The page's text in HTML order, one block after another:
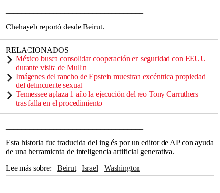
Chehayeb reportó desde Beirut.
RELACIONADOS
México busca consolidar cooperación en seguridad con EEUU
durante visita de Mullin
Imágenes del rancho de Epstein muestran excéntrica propiedad
del delincuente sexual
Tennessee aplaza 1 año la ejecución del reo Tony Carruthers
tras falla en el procedimiento
Esta historia fue traducida del inglés por un editor de AP con ayuda
de una herramienta de inteligencia artificial generativa.
Lee más sobre
Beirut Israel
Washington